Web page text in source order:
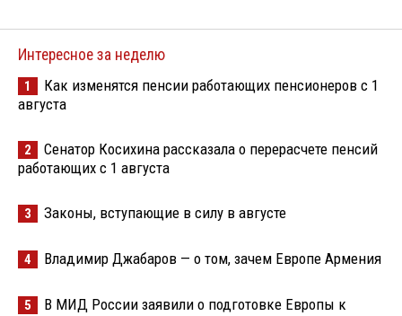
Интересное за неделю
1
Как изменятся пенсии работающих пенсионеров с 1
августа
2
Сенатор Косихина рассказала о перерасчете пенсий
работающих с 1 августа
3 Законы, вступающие в силу в августе
4 Владимир Джабаров — о том, зачем Европе Армения
5
В МИД России заявили о подготовке Европы к